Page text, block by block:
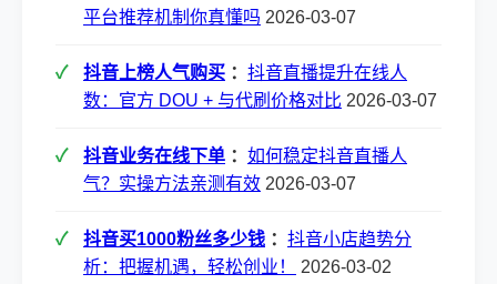
平台推荐机制你真懂吗 2026-03-07
抖音上榜人气购买 ： 抖音直播提升在线人
数：官方 DOU + 与代刷价格对比 2026-03-07
抖音业务在线下单 ： 如何稳定抖音直播人
气？实操方法亲测有效 2026-03-07
抖音买1000粉丝多少钱 ： 抖音小店趋势分
析：把握机遇，轻松创业！
2026-03-02